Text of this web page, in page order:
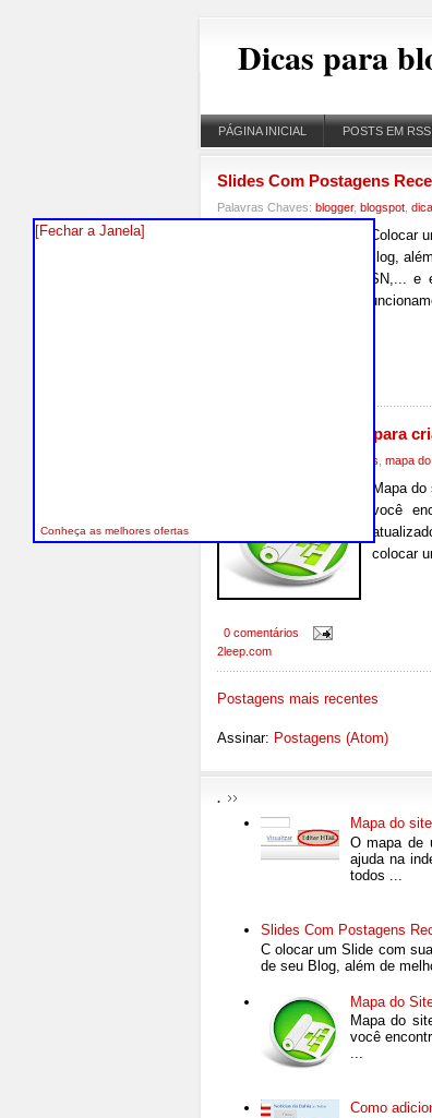
Dicas para
PÁGINA INICIAL POSTS EM RSS
Slides Com Postagens
Palavras Chaves: blogger, blogspot,
#fullpost{display:inline;} Colocar
visitas internas de seu Blog,
GOOGLE, YAHOO, MSN,... e
podem ser editadas. O
Mapa do Site: Dicas para
dicas mapa
Mapa
você
colocar
0 comentários
2leep.com
Postagens mais recentes
Assinar: Postagens (Atom)
.
Mapa do
O mapa de
ajuda na
todos ...
Slides Com Postagens
C olocar um Slide com
de seu Blog, além de
Mapa do
Mapa do
você
...
Como
[Fechar a Janela]
Conheça as melhores ofertas